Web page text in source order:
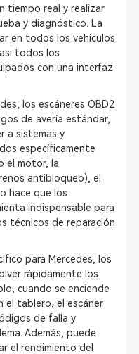
tiempo real y realizar
y diagnóstico. La
en todos los vehículos
todos los
con una interfaz
los escáneres OBD2
de avería estándar,
a sistemas y
específicamente
el motor, la
antibloqueo), el
hace que los
indispensable para
técnicos de reparación
para Mercedes, los
rápidamente los
cuando se enciende
el tablero, el escáner
de falla y
Además, puede
el rendimiento del